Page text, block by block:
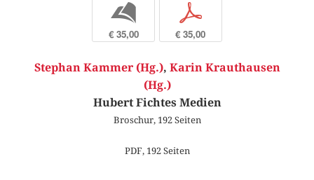
b
€ 35,00
p
€ 35,00
Stephan Kammer (Hg.), Karin Krauthausen
(Hg.)
Hubert Fichtes Medien
Broschur, 192 Seiten
PDF, 192 Seiten